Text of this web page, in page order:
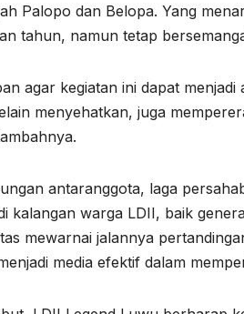
Palopo dan Belopa. Yang
tahun, namun tetap
agar kegiatan ini dapat
menyehatkan, juga
antaranggota, laga
kalangan warga LDII, baik
mewarnai jalannya
media efektif dalam